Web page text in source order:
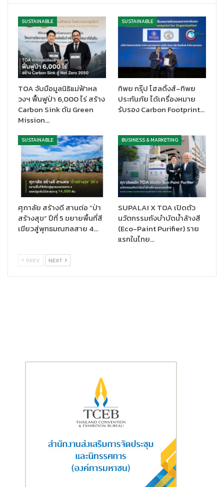
ชอบต่อสังคม และดูแลผู้มีส่วนได้เสียอย่างครอบคลุม นอกจากนี้
GULF ยังได้รับรางวัลองค์กรที่มีความรับผิดชอบต่อสิ่งแวดล้อมดีเด่น
Best Environmental Responsibility)เป็นครั้งแรก สะท้อนถึง
ความมุ่งมั่นในการดำเนินนโยบายด้านสิ่งแวดล้อมอย่างเป็นรูปธรรม
และการร่วมขับเคลื่อนองค์กรสู่สังคมคาร์บอนต่ำ
งาน Asian Excellence Award 2026 ปีที่ 16 จัดขึ้นโดยนิตยสาร
Corporate Governance Asia สื่อชั้นนำด้านบรรษัทภิบาลของ
ฮ่องกงและเอเชีย โดยจัดงานมอบรางวัลนี้ขึ้นตั้งแต่ปี พ.ศ.2554 เพื่อ
เชิดชูบุคคลและองค์กรที่มีความเป็นเลิศด้านการบริหารจัดการ การ
เงิน นักลงทุนสัมพันธ์ ความรับผิดชอบต่อสังคม และการกำกับดูแล
กิจการ โดยประเมินจากผลการดำเนินงานขององค์กร ควบคู่กับไปการ
สำรวจความคิดเห็นของนักลงทุน นักวิเคราะห์ และผู้ทรงคุณวุฒิทั่ว
ภูมิภาคเอเชีย
SUSTAINABLE
TOA จับมือมูลนิธิแม่ฟ้าหล
วงฯ ฟื้นฟูป่า 6,000 ไร่ สร้าง
Carbon Sink ดัน Green
Mission…
SUSTAINABLE
ทิพย กรุ๊ป โฮลดิ้งส์–ทิพย
ประกันภัย ได้เครื่องหมาย
รับรอง Carbon Footprint…
SUSTAINABLE
ศุภาลัย สร้างดี สานต่อ “ป่า
สร้างสุข” ปีที่ 5 ขยายพื้นที่สี
เขียวสู่พุทธมณฑลสาย 4…
BUSINESS & MARKETING
SUPALAI X TOA เปิดตัว
นวัตกรรมถังบำบัดน้ำล้างสี
(Eco-Paint Purifier) ราย
แรกในไทย…
PREV NEXT